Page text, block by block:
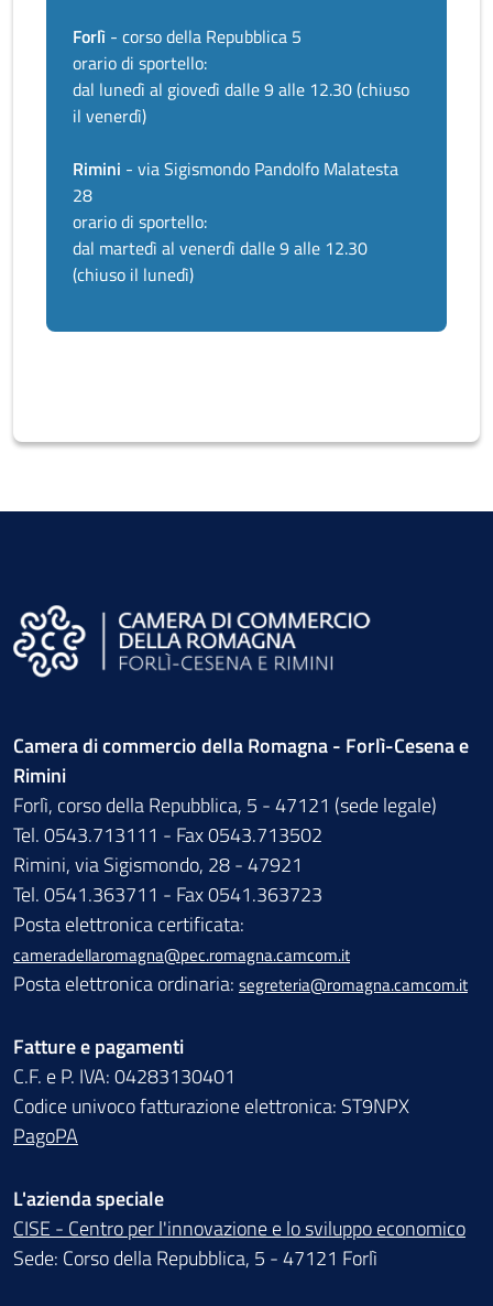
Forlì - corso della Repubblica 5
orario di sportello:
dal lunedì al giovedì dalle 9 alle 12.30 (chiuso
il venerdì)
Rimini - via Sigismondo Pandolfo Malatesta
28
orario di sportello:
dal martedì al venerdì dalle 9 alle 12.30
(chiuso il lunedì)
Camera di commercio della Romagna - Forlì-Cesena e
Rimini
Forlì, corso della Repubblica, 5 - 47121 (sede legale)
Tel. 0543.713111 - Fax 0543.713502
Rimini, via Sigismondo, 28 - 47921
Tel. 0541.363711 - Fax 0541.363723
Posta elettronica certificata:
cameradellaromagna@pec.romagna.camcom.it
Posta elettronica ordinaria: segreteria@romagna.camcom.it
Fatture e pagamenti
C.F. e P. IVA: 04283130401
Codice univoco fatturazione elettronica: ST9NPX
PagoPA
L'azienda speciale
CISE - Centro per l'innovazione e lo sviluppo economico
Sede: Corso della Repubblica, 5 - 47121 Forlì